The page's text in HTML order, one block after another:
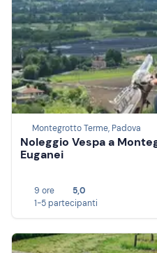
Montegrotto Terme, Padova
Noleggio Vespa a
Euganei
9 ore
5,0
1-5 partecipanti